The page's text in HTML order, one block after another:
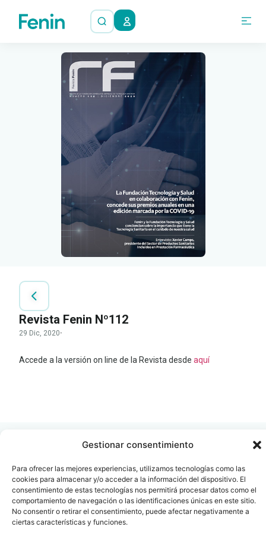
Gestionar consentimiento
Para ofrecer las mejores experiencias, utilizamos tecnologías como las
cookies para almacenar y/o acceder a la información del dispositivo. El
consentimiento de estas tecnologías nos permitirá procesar datos como el
comportamiento de navegación o las identificaciones únicas en este sitio.
No consentir o retirar el consentimiento, puede afectar negativamente a
ciertas características y funciones.
Revista Fenin Nº112
29 Dic, 2020·
Accede a la versión on line de la Revista desde aquí
Contacto
info@fenin.es
C/ Villanueva, 20 - 1-
Oficina Barcelona
Travesera de Gracia, 56 -
1º, 3ª 08006